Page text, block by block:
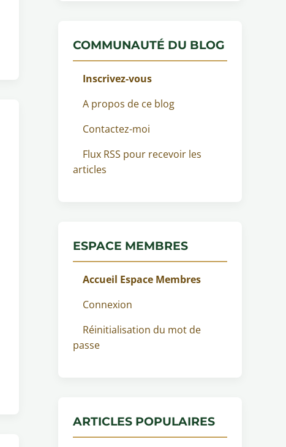
COMMUNAUTÉ DU BLOG
Inscrivez-vous
A propos de ce blog
Contactez-moi
Flux RSS pour recevoir les
articles
ESPACE MEMBRES
Accueil Espace Membres
Connexion
Réinitialisation du mot de
passe
ARTICLES POPULAIRES